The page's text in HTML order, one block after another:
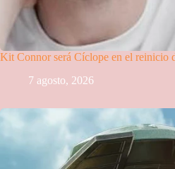
Kit Connor será Cíclope en el reinicio
7 agosto, 2026